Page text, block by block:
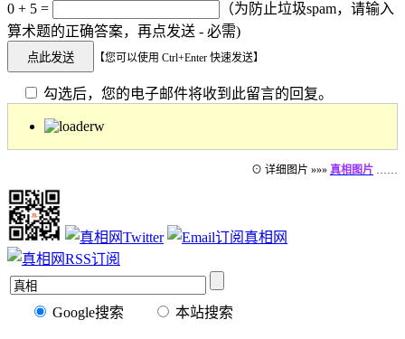
0 + 5 =
（为防止垃圾spam，请输入
算术题的正确答案，再点发送 - 必需)
【您可以使用 Ctrl+Enter 快速发送】
勾选后，您的电子邮件将收到此留言的回复。
⊙ 详细图片 »»» 真相图片 ……
Google搜索 本站搜索